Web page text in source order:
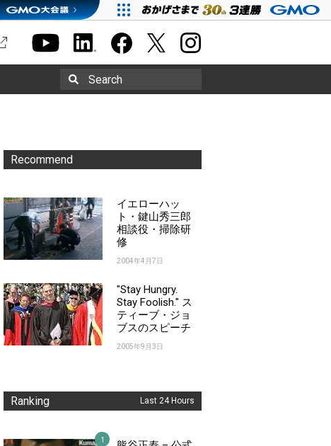
Search
Recommend
イエローハッ
ト・鍵山秀三郎
相談役・掃除研
修
2004年4月7日
"Stay Hungry.
Stay Foolish." ス
ティーブ・ジョ
ブスのスピーチ
2005年9月3日
Ranking Last 24 Hours